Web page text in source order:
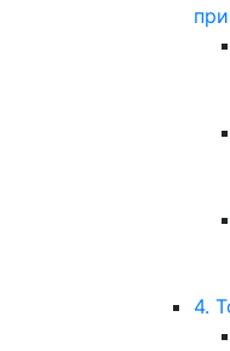
4.